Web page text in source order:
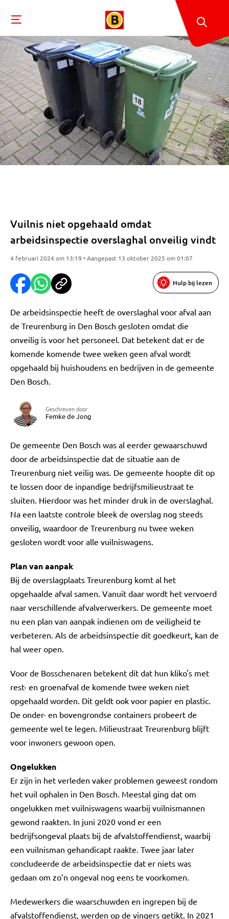
Vuilnis niet opgehaald omdat
arbeidsinspectie overslaghal onveilig vindt
4 februari 2024 om 13:19 • Aangepast 13 oktober 2025 om 01:07
Hulp bij lezen
De arbeidsinspectie heeft de overslaghal voor afval aan
de Treurenburg in Den Bosch gesloten omdat die
onveilig is voor het personeel. Dat betekent dat er de
komende komende twee weken geen afval wordt
opgehaald bij huishoudens en bedrijven in de gemeente
Den Bosch.
Geschreven door
Femke de Jong
De gemeente Den Bosch was al eerder gewaarschuwd
door de arbeidsinspectie dat de situatie aan de
Treurenburg niet veilig was. De gemeente hoopte dit op
te lossen door de inpandige bedrijfsmilieustraat te
sluiten. Hierdoor was het minder druk in de overslaghal.
Na een laatste controle bleek de overslag nog steeds
onveilig, waardoor de Treurenburg nu twee weken
gesloten wordt voor alle vuilniswagens.
Plan van aanpak
Bij de overslagplaats Treurenburg komt al het
opgehaalde afval samen. Vanuit daar wordt het vervoerd
naar verschillende afvalverwerkers. De gemeente moet
nu een plan van aanpak indienen om de veiligheid te
verbeteren. Als de arbeidsinspectie dit goedkeurt, kan de
hal weer open.
Voor de Bosschenaren betekent dit dat hun kliko's met
rest- en groenafval de komende twee weken niet
opgehaald worden. Dit geldt ook voor papier en plastic.
De onder- en bovengrondse containers probeert de
gemeente wel te legen. Milieustraat Treurenburg blijft
voor inwoners gewoon open.
Ongelukken
Er zijn in het verleden vaker problemen geweest rondom
het vuil ophalen in Den Bosch. Meestal ging dat om
ongelukken met vuilniswagens waarbij vuilnismannen
gewond raakten. In juni 2020 vond er een
bedrijfsongeval plaats bij de afvalstoffendienst, waarbij
een vuilnisman gehandicapt raakte. Twee jaar later
concludeerde de arbeidsinspectie dat er niets was
gedaan om zo’n ongeval nog eens te voorkomen.
Medewerkers die waarschuwden en ingrepen bij de
afvalstoffendienst, werden op de vingers getikt. In 2021